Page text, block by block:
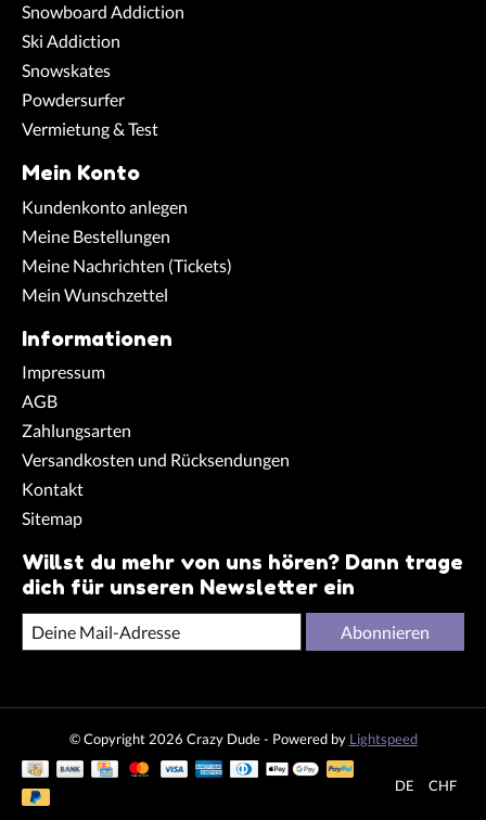
Snowboard Addiction
Ski Addiction
Snowskates
Powdersurfer
Vermietung & Test
Mein Konto
Kundenkonto anlegen
Meine Bestellungen
Meine Nachrichten (Tickets)
Mein Wunschzettel
Informationen
Impressum
AGB
Zahlungsarten
Versandkosten und Rücksendungen
Kontakt
Sitemap
Willst du mehr von uns hören? Dann trage
dich für unseren Newsletter ein
Abonnieren
© Copyright 2026 Crazy Dude - Powered by Lightspeed
DE CHF